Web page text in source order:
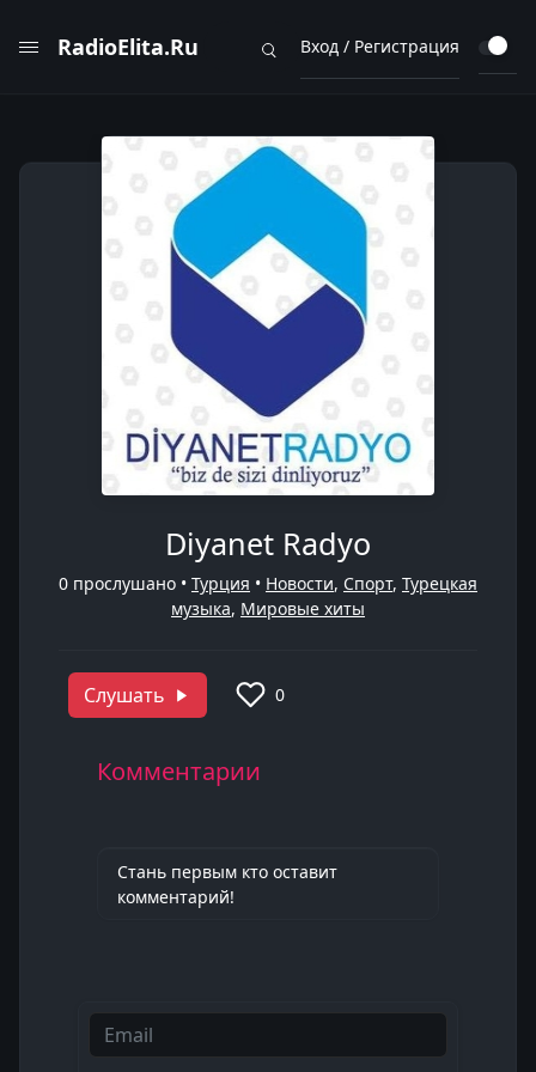
RadioElita.Ru Вход / Регистрация
Diyanet Radyo
0 прослушано • Турция • Новости, Спорт, Турецкая
музыка, Мировые хиты
Слушать 0
Комментарии
Стань первым кто оставит
комментарий!